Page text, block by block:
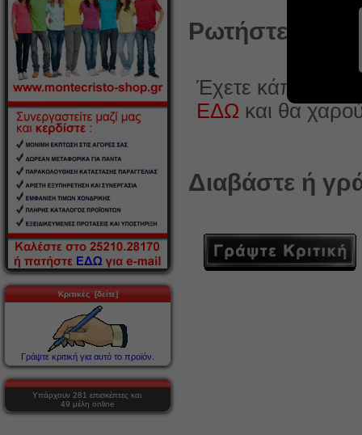
Κριτικές [δείτε]
Γράψτε κριτική για αυτό το προϊόν.
Υπάρχουν 281 επισκέπτες και
49 μέλη online
Ρωτήστε κάτι
Έχετε κάποια
ΕΔΩ και θα
Διαβάστε ή